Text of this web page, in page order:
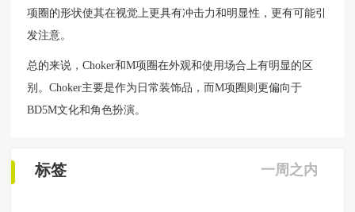
项圈的形状使其在视觉上更具有冲击力和明显性，更有可能引
发注意。
总的来说，Choker和M项圈在外观和使用场合上有明显的区
别。Choker主要是作为日常装饰品，而M项圈则更偏向于
BD5M文化和角色扮演。
标签 一周之内